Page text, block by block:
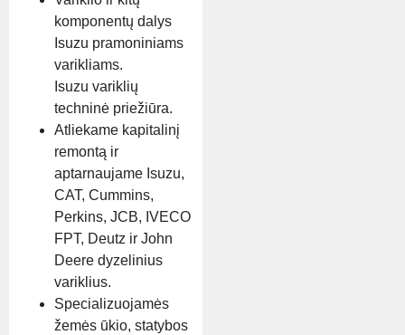
komponentų dalys
Isuzu pramoniniams
varikliams.
Isuzu variklių
techninė priežiūra.
Atliekame kapitalinį
remontą ir
aptarnaujame Isuzu,
CAT, Cummins,
Perkins, JCB, IVECO
FPT, Deutz ir John
Deere dyzelinius
variklius.
Specializuojamės
žemės ūkio, statybos